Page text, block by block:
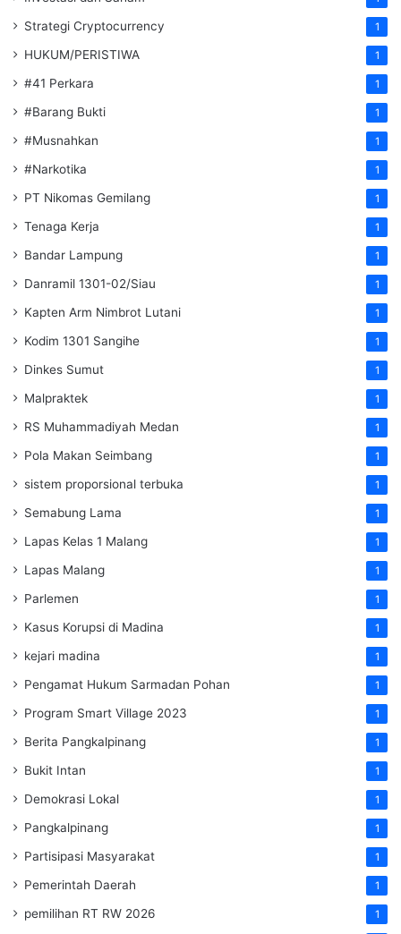
Strategi Cryptocurrency 1
HUKUM/PERISTIWA 1
#41 Perkara 1
#Barang Bukti 1
#Musnahkan 1
#Narkotika 1
PT Nikomas Gemilang 1
Tenaga Kerja 1
Bandar Lampung 1
Danramil 1301-02/Siau 1
Kapten Arm Nimbrot Lutani 1
Kodim 1301 Sangihe 1
Dinkes Sumut 1
Malpraktek 1
RS Muhammadiyah Medan 1
Pola Makan Seimbang 1
sistem proporsional terbuka 1
Semabung Lama 1
Lapas Kelas 1 Malang 1
Lapas Malang 1
Parlemen 1
Kasus Korupsi di Madina 1
kejari madina 1
Pengamat Hukum Sarmadan Pohan 1
Program Smart Village 2023 1
Berita Pangkalpinang 1
Bukit Intan 1
Demokrasi Lokal 1
Pangkalpinang 1
Partisipasi Masyarakat 1
Pemerintah Daerah 1
pemilihan RT RW 2026 1